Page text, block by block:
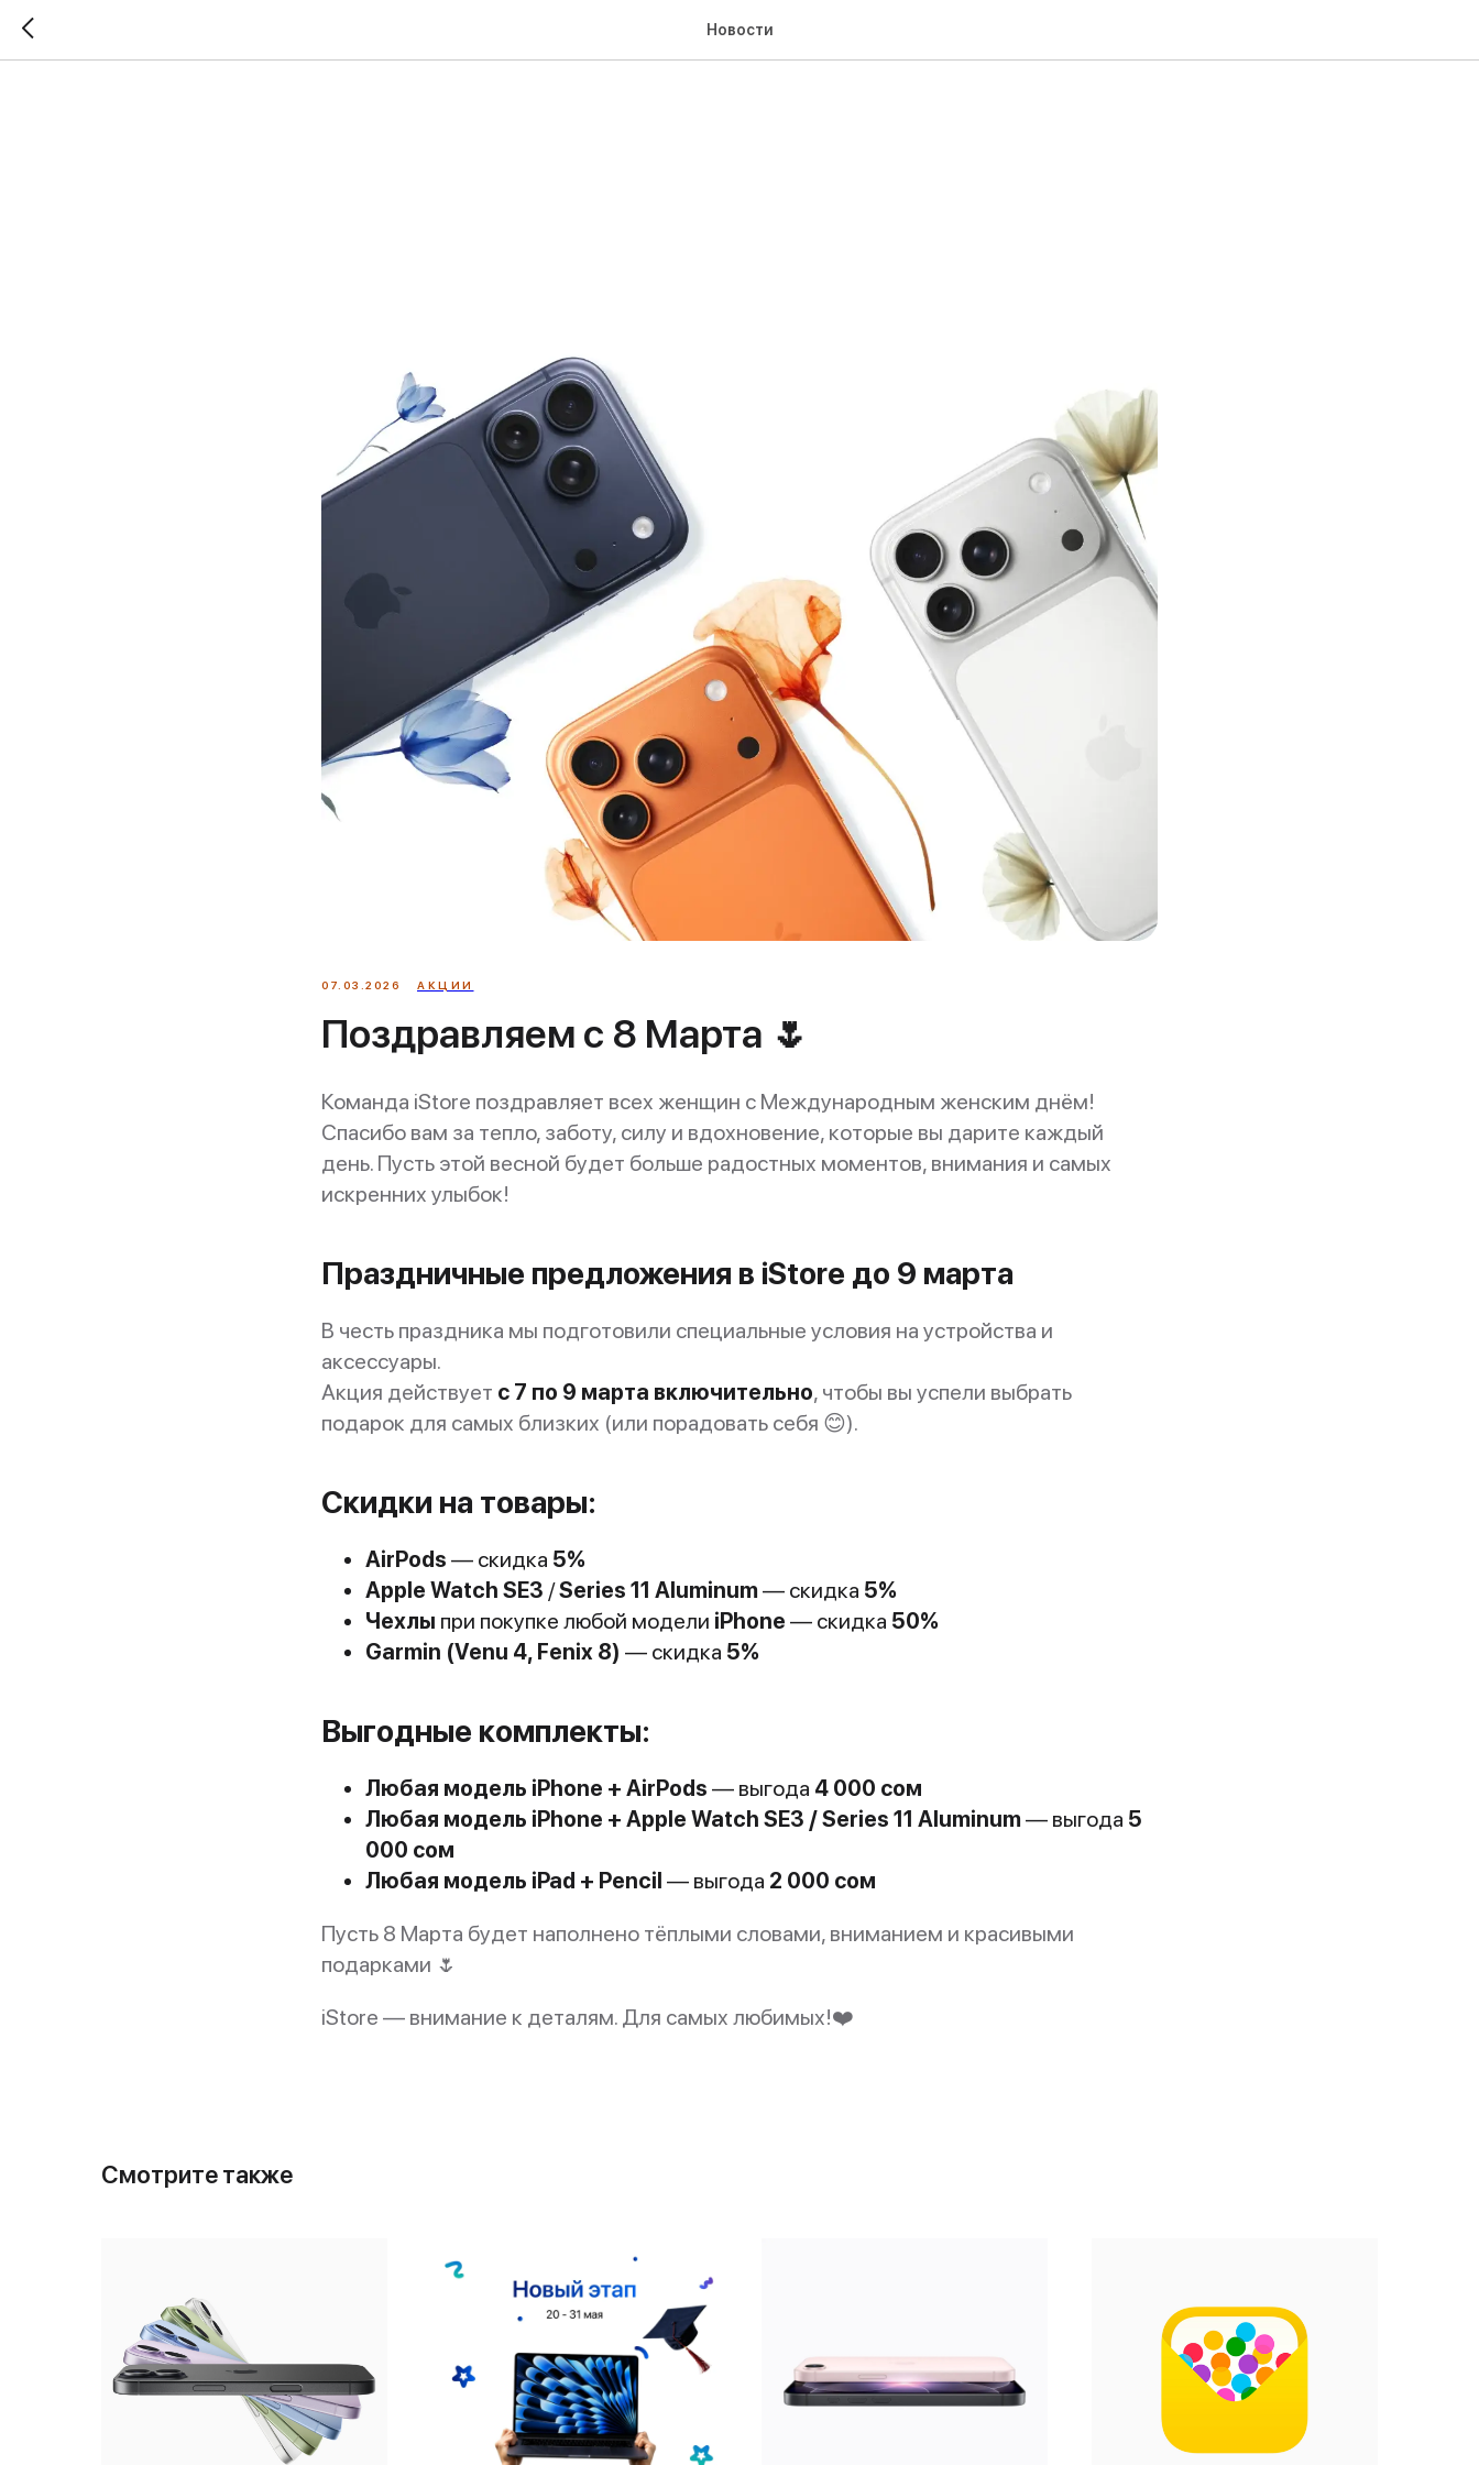
Новости
07.03.2026 АКЦИИ
Поздравляем с 8 Марта 🌷
Команда iStore поздравляет всех женщин с Международным женским днём!
Спасибо вам за тепло, заботу, силу и вдохновение, которые вы дарите каждый
день. Пусть этой весной будет больше радостных моментов, внимания и самых
искренних улыбок!
Праздничные предложения в iStore до 9 марта
В честь праздника мы подготовили специальные условия на устройства и
аксессуары.
Акция действует с 7 по 9 марта включительно, чтобы вы успели выбрать
подарок для самых близких (или порадовать себя 😊).
Скидки на товары:
AirPods — скидка 5%
Apple Watch SE3 /Series 11 Aluminum— скидка 5%
Чехлы при покупке любой модели iPhone — скидка 50%
Garmin (Venu 4, Fenix 8) — скидка 5%
Выгодные комплекты:
Любая модель iPhone + AirPods — выгода 4 000 сом
Любая модель iPhone + Apple Watch SE3 / Series 11 Aluminum— выгода 5
000 сом
Любая модель iPad + Pencil — выгода 2 000 сом
Пусть 8 Марта будет наполнено тёплыми словами, вниманием и красивыми
подарками 🌷
iStore — внимание к деталям. Для самых любимых!❤️
Смотрите также